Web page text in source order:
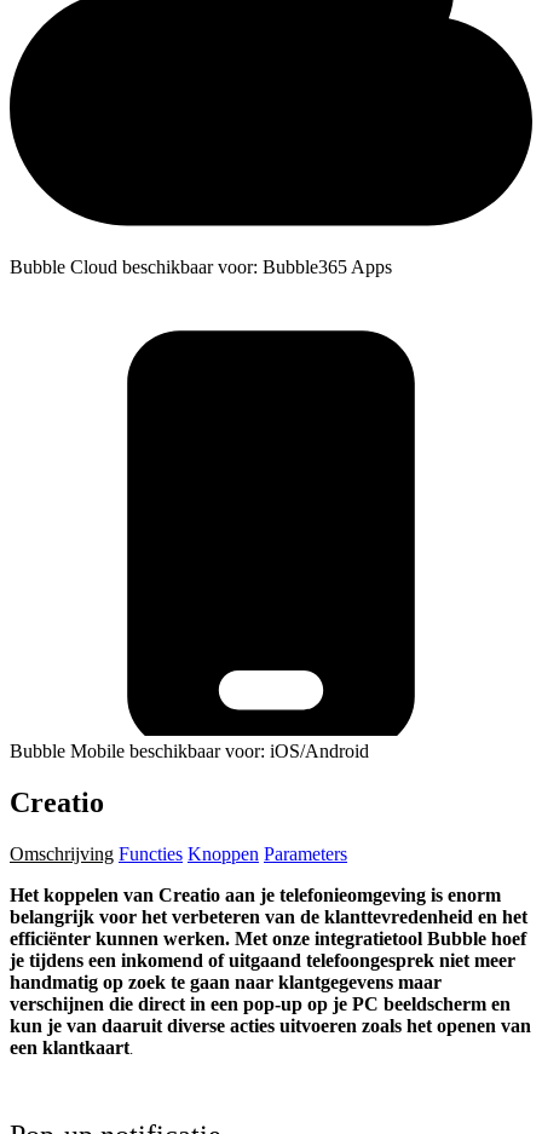
Bubble Cloud beschikbaar voor: Bubble365 Apps
Bubble Mobile beschikbaar voor: iOS/Android
Creatio
Omschrijving Functies Knoppen Parameters
Het koppelen van Creatio aan je telefonieomgeving is enorm
belangrijk voor het verbeteren van de klanttevredenheid en het
efficiënter kunnen werken. Met onze integratietool Bubble hoef
je tijdens een inkomend of uitgaand telefoongesprek niet meer
handmatig op zoek te gaan naar klantgegevens maar
verschijnen die direct in een pop-up op je PC beeldscherm en
kun je van daaruit diverse acties uitvoeren zoals het openen van
een klantkaart